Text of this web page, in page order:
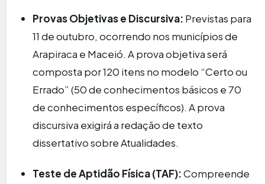
Provas Objetivas e Discursiva: Previstas para
11 de outubro, ocorrendo nos municípios de
Arapiraca e Maceió. A prova objetiva será
composta por 120 itens no modelo “Certo ou
Errado” (50 de conhecimentos básicos e 70
de conhecimentos específicos). A prova
discursiva exigirá a redação de texto
dissertativo sobre Atualidades.
Teste de Aptidão Física (TAF):Compreende